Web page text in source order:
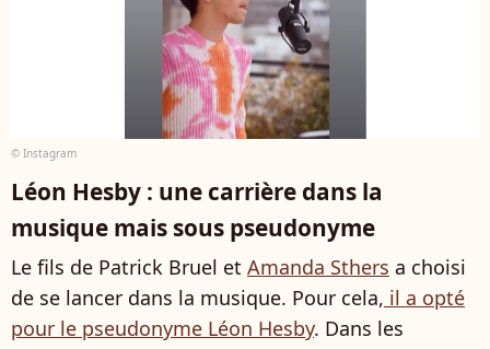
© Instagram
Léon Hesby : une carrière dans la
musique mais sous pseudonyme
Le fils de Patrick Bruel et Amanda Sthers a choisi
de se lancer dans la musique. Pour cela, il a opté
pour le pseudonyme Léon Hesby. Dans les